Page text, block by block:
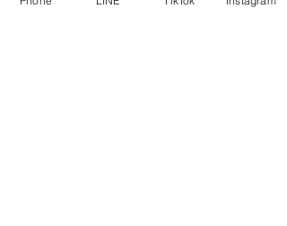
の重要ポイント